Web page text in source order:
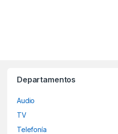
Departamentos
Audio
TV
Telefonía